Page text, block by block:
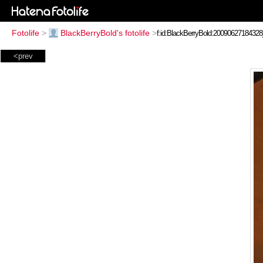
Fotolife > BlackBerryBold's fotolife >
<prev